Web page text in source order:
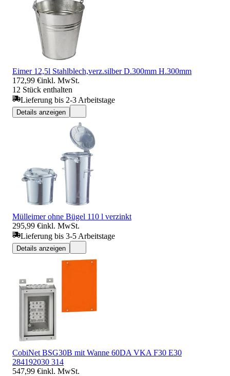
Eimer 12,5l Stahlblech,verz.silber D.300mm H.300mm
172,99 €inkl. MwSt.
12 Stück enthalten
Lieferung bis 2-3 Arbeitstage
Details anzeigen
Mülleimer ohne Bügel 110 l verzinkt
295,99 €inkl. MwSt.
Lieferung bis 3-5 Arbeitstage
Details anzeigen
CobiNet BSG30B mit Wanne 60DA VKA F30 E30
284192030 314
547,99 €inkl. MwSt.